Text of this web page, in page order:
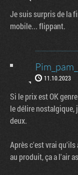
Je suis surpris de la
mobile... flippant.
11.10.2023
Si le prix est OK
le délire nostalgique,
deux.
Après c'est vrai qu'ils
au produit, ça a l'air